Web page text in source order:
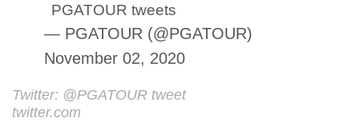
PGATOUR tweets
— PGATOUR (@PGATOUR)
November 02, 2020
Twitter: @PGATOUR tweet
twitter.com